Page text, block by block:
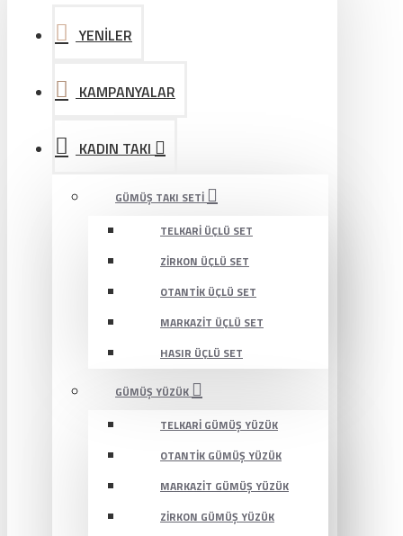
YENİLER
KAMPANYALAR
KADIN TAKI
GÜMÜŞ TAKI SETI
TELKARI ÜÇLÜ SET
ZIRKON ÜÇLÜ SET
OTANTIK ÜÇLÜ SET
MARKAZIT ÜÇLÜ SET
HASIR ÜÇLÜ SET
GÜMÜŞ YÜZÜK
TELKARI GÜMÜŞ YÜZÜK
OTANTIK GÜMÜŞ YÜZÜK
MARKAZIT GÜMÜŞ YÜZÜK
ZIRKON GÜMÜŞ YÜZÜK